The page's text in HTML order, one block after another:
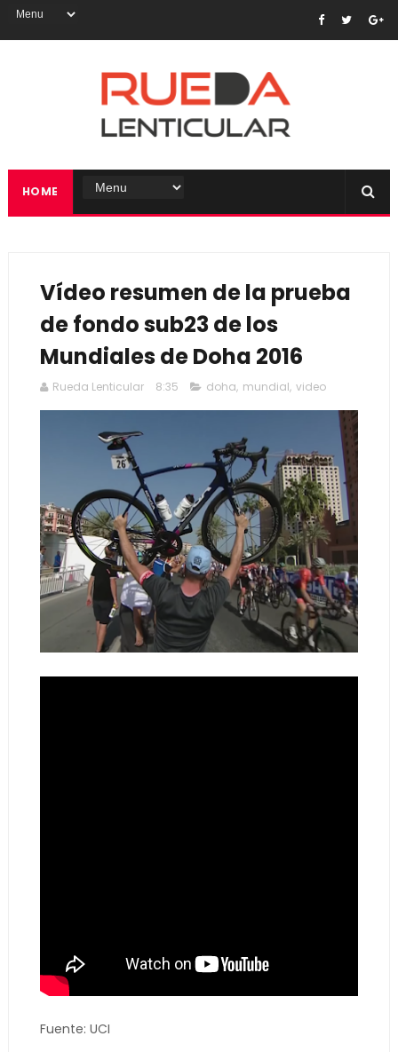
HOME
Vídeo resumen de la prueba
de fondo sub23 de los
Mundiales de Doha 2016
Rueda Lenticular 8:35 doha, mundial, video
Fuente: UCI